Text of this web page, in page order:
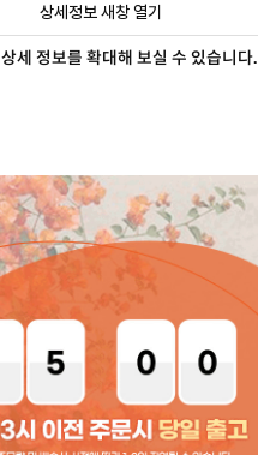
상세정보 새창 열기
상세 정보를 확대해 보실 수 있습니다.